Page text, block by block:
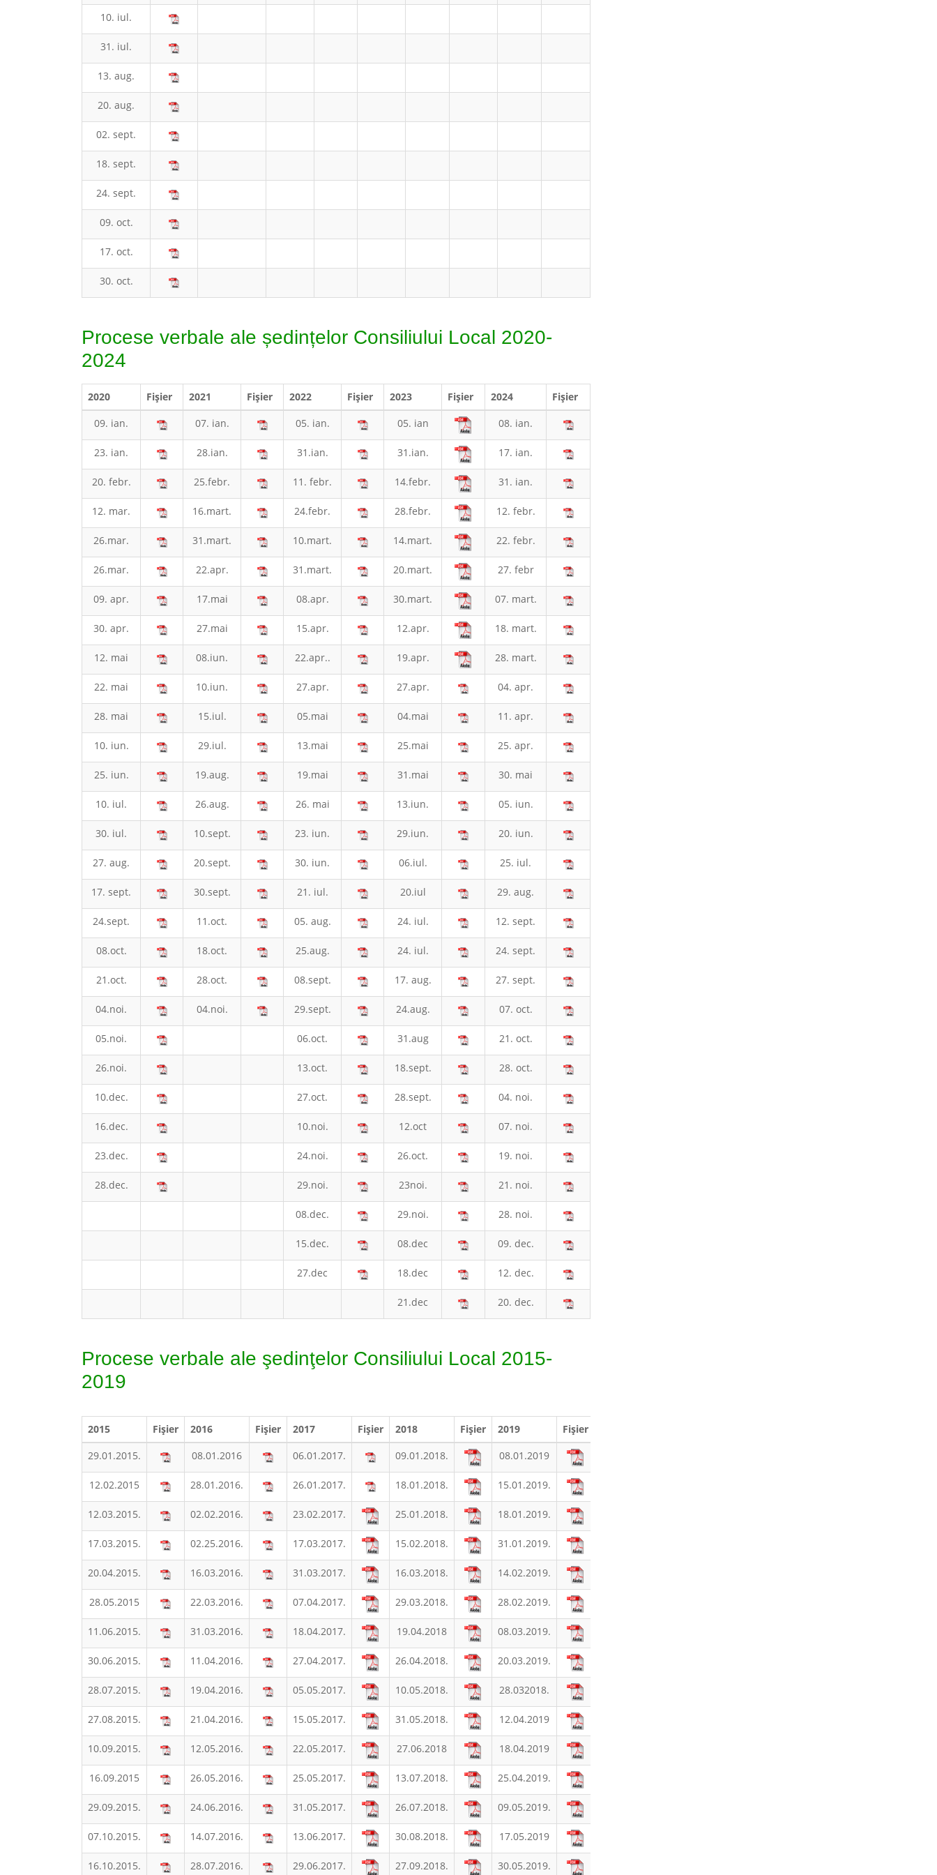
10. iul.
31. iul.
13. aug.
20. aug.
02. sept.
18. sept.
24. sept.
09. oct.
17. oct.
30. oct.
Procese verbale ale ședințelor Consiliului Local 2020-
2024
2020 Fişier 2021 Fişier 2022 Fişier 2023 Fişier 2024
Fișier
09. ian.
07. ian. 05. ian. 05. ian 08. ian.
23. ian. 28.ian. 31.ian. 31.ian. 17. ian.
20. febr. 25.febr. 11. febr. 14.febr. 31. ian.
12. mar. 16.mart. 24.febr. 28.febr. 12. febr.
26.mar. 31.mart. 10.mart. 14.mart. 22. febr.
26.mar. 22.apr. 31.mart. 20.mart. 27. febr
09. apr. 17.mai 08.apr. 30.mart. 07. mart.
30. apr. 27.mai 15.apr. 12.apr. 18. mart.
12. mai 08.iun. 22.apr.. 19.apr. 28. mart.
22. mai 10.iun. 27.apr. 27.apr. 04. apr.
28. mai 15.iul. 05.mai 04.mai 11. apr.
10. iun. 29.iul. 13.mai 25.mai 25. apr.
25. iun. 19.aug. 19.mai 31.mai 30. mai
10. iul. 26.aug. 26. mai 13.iun. 05. iun.
30. iul. 10.sept. 23. iun. 29.iun. 20. iun.
27. aug. 20.sept. 30. iun. 06.iul. 25. iul.
17. sept. 30.sept. 21. iul. 20.iul 29. aug.
24.sept. 11.oct. 05. aug. 24. iul. 12. sept.
08.oct. 18.oct. 25.aug. 24. iul. 24. sept.
21.oct. 28.oct. 08.sept. 17. aug. 27. sept.
04.noi. 04.noi. 29.sept. 24.aug. 07. oct.
05.noi. 06.oct. 31.aug 21. oct.
26.noi. 13.oct. 18.sept. 28. oct.
10.dec. 27.oct. 28.sept. 04. noi.
16.dec. 10.noi. 12.oct 07. noi.
23.dec. 24.noi. 26.oct. 19. noi.
28.dec. 29.noi. 23noi. 21. noi.
08.dec. 29.noi. 28. noi.
15.dec. 08.dec 09. dec.
27.dec 18.dec 12. dec.
21.dec 20. dec.
Procese verbale ale şedinţelor Consiliului Local 2015-
2019
2015 Fişier 2016 Fişier 2017 Fişier 2018 Fişier 2019
Fișier
29.01.2015.
08.01.2016 06.01.2017. 09.01.2018. 08.01.2019
12.02.2015 28.01.2016. 26.01.2017. 18.01.2018. 15.01.2019.
12.03.2015. 02.02.2016. 23.02.2017. 25.01.2018. 18.01.2019.
17.03.2015. 02.25.2016. 17.03.2017. 15.02.2018. 31.01.2019.
20.04.2015. 16.03.2016. 31.03.2017. 16.03.2018. 14.02.2019.
28.05.2015 22.03.2016. 07.04.2017. 29.03.2018. 28.02.2019.
11.06.2015. 31.03.2016. 18.04.2017. 19.04.2018 08.03.2019.
30.06.2015. 11.04.2016. 27.04.2017. 26.04.2018. 20.03.2019.
28.07.2015. 19.04.2016. 05.05.2017. 10.05.2018. 28.032018.
27.08.2015. 21.04.2016. 15.05.2017. 31.05.2018. 12.04.2019
10.09.2015. 12.05.2016. 22.05.2017. 27.06.2018 18.04.2019
16.09.2015 26.05.2016. 25.05.2017. 13.07.2018. 25.04.2019.
29.09.2015. 24.06.2016. 31.05.2017. 26.07.2018. 09.05.2019.
07.10.2015. 14.07.2016. 13.06.2017. 30.08.2018. 17.05.2019
16.10.2015. 28.07.2016. 29.06.2017. 27.09.2018. 30.05.2019.